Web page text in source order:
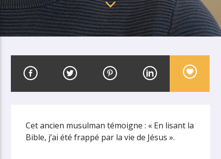
Cet ancien musulman témoigne : « En lisant la
Bible, j’ai été frappé par la vie de Jésus ».